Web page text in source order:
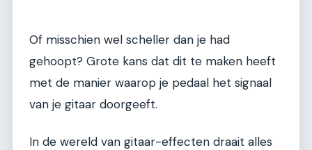
Of misschien wel scheller dan je had
gehoopt? Grote kans dat dit te maken heeft
met de manier waarop je pedaal het signaal
van je gitaar doorgeeft.
In de wereld van gitaar-effecten draait alles